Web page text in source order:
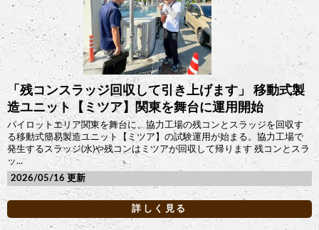
「残コンスラッジ回収して引き上げます」 移動式製
造ユニット【ミツア】関東を舞台に運用開始
パイロットエリア関東を舞台に、協力工場の残コンとスラッジを回収す
る移動式簡易製造ユニット【ミツア】の試験運用が始まる。協力工場で
発生するスラッジ(水)や残コンはミツアが回収して帰ります 残コンとスラ
ッ...
2026/05/16
詳しく見る